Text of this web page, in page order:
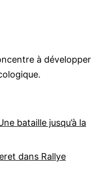
à développer
bataille jusqu’à la
dans Rallye